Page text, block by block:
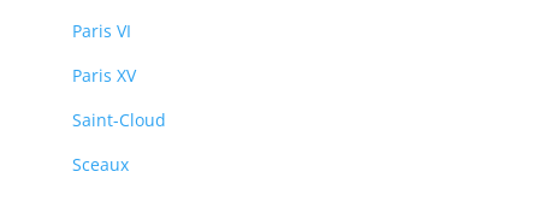
Paris VI
Paris XV
Saint-Cloud
Sceaux